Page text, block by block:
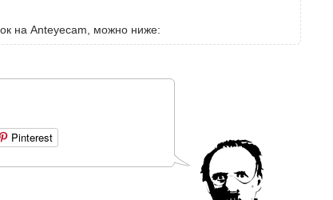
на Anteyecam, можно ниже:
Pinterest